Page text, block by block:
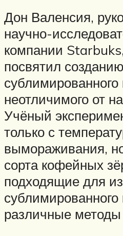
Дон Валенсия,
научно-
компании
посвятил
сублимированного
неотличимого от
Учёный
только с
вымораживания,
сорта кофейных
подходящие для
различные